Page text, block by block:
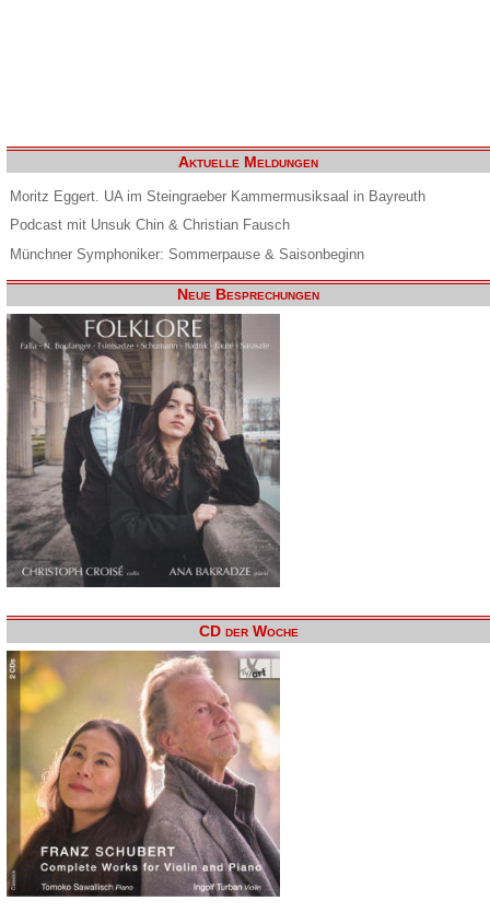
Aktuelle Meldungen
Moritz Eggert. UA im Steingraeber Kammermusiksaal in Bayreuth
Podcast mit Unsuk Chin & Christian Fausch
Münchner Symphoniker: Sommerpause & Saisonbeginn
Neue Besprechungen
CD der Woche